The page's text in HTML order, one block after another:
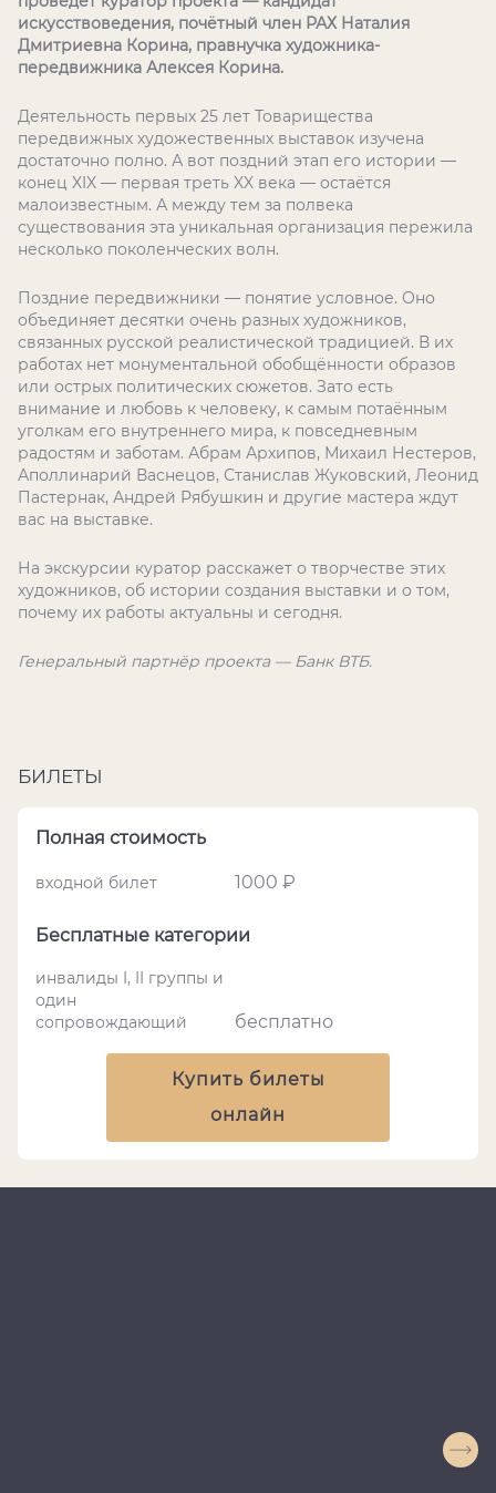
искусствоведения, почётный член РАХ Наталия
Дмитриевна Корина, правнучка художника-
передвижника Алексея Корина.
Деятельность первых 25 лет Товарищества
передвижных художественных выставок изучена
достаточно полно. А вот поздний этап его истории —
конец XIX — первая треть XX века — остаётся
малоизвестным. А между тем за полвека
существования эта уникальная организация пережила
несколько поколенческих волн.
Поздние передвижники — понятие условное. Оно
объединяет десятки очень разных художников,
связанных русской реалистической традицией. В их
работах нет монументальной обобщённости образов
или острых политических сюжетов. Зато есть
внимание и любовь к человеку, к самым потаённым
уголкам его внутреннего мира, к повседневным
радостям и заботам. Абрам Архипов, Михаил Нестеров,
Аполлинарий Васнецов, Станислав Жуковский, Леонид
Пастернак, Андрей Рябушкин и другие мастера ждут
вас на выставке.
На экскурсии куратор расскажет о творчестве этих
художников, об истории создания выставки и о том,
почему их работы актуальны и сегодня.
Генеральный партнёр проекта — Банк ВТБ.
БИЛЕТЫ
Полная стоимость
входной билет 1000 ₽
Бесплатные категории
инвалиды I, II группы и
один
сопровождающий
бесплатно
Купить билеты
онлайн